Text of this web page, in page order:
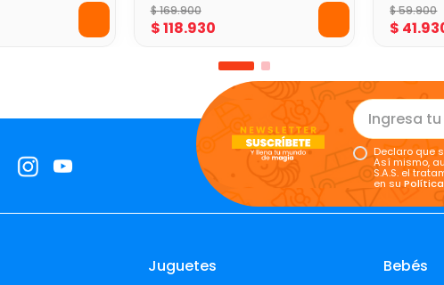
$169.900
$118.930
$59.900
$ 41.
Declaro que
Así mismo,
S.A.S. el
en su
Juguetes Bebés